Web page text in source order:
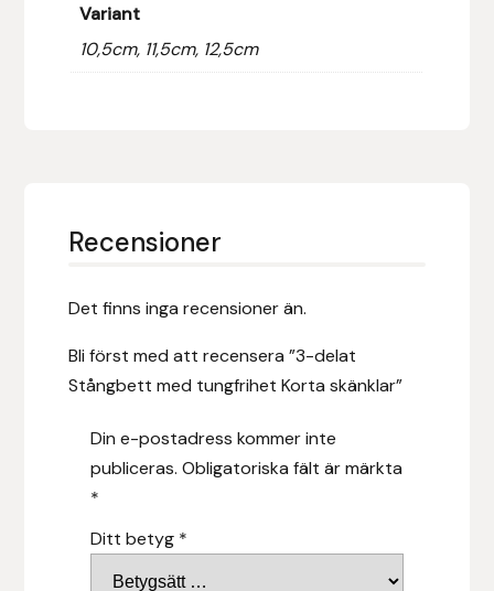
Variant
10,5cm, 11,5cm, 12,5cm
Recensioner
Det finns inga recensioner än.
Bli först med att recensera ”3-delat
Stångbett med tungfrihet Korta skänklar”
Din e-postadress kommer inte
publiceras. Obligatoriska fält är märkta
*
Ditt betyg *
Gysinge
Hansbo Sport
Horse Guard